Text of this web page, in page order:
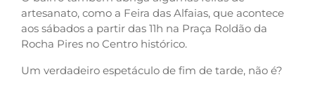
artesanato, como a Feira das Alfaias, que acontece
aos sábados a partir das 11h na Praça Roldão da
Rocha Pires no Centro histórico.
Um verdadeiro espetáculo de fim de tarde, não é?